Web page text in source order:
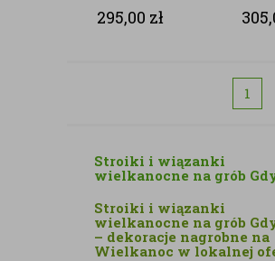
tulipanami i
295,00 zł
1
Stroiki i wiązanki
wielkanocne na grób
Stroiki i wiązanki
wielkanocne na grób
– dekoracje nagrobne na
Wielkanoc w lokalnej